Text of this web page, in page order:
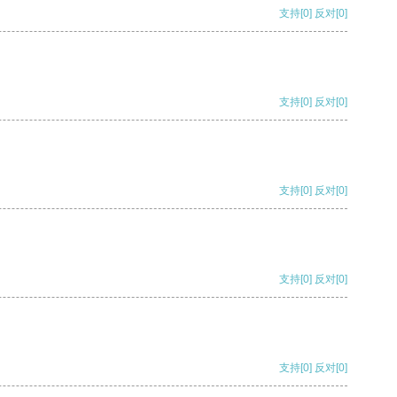
支持[0] 反对[0]
支持[0] 反对[0]
支持[0] 反对[0]
支持[0] 反对[0]
支持[0] 反对[0]